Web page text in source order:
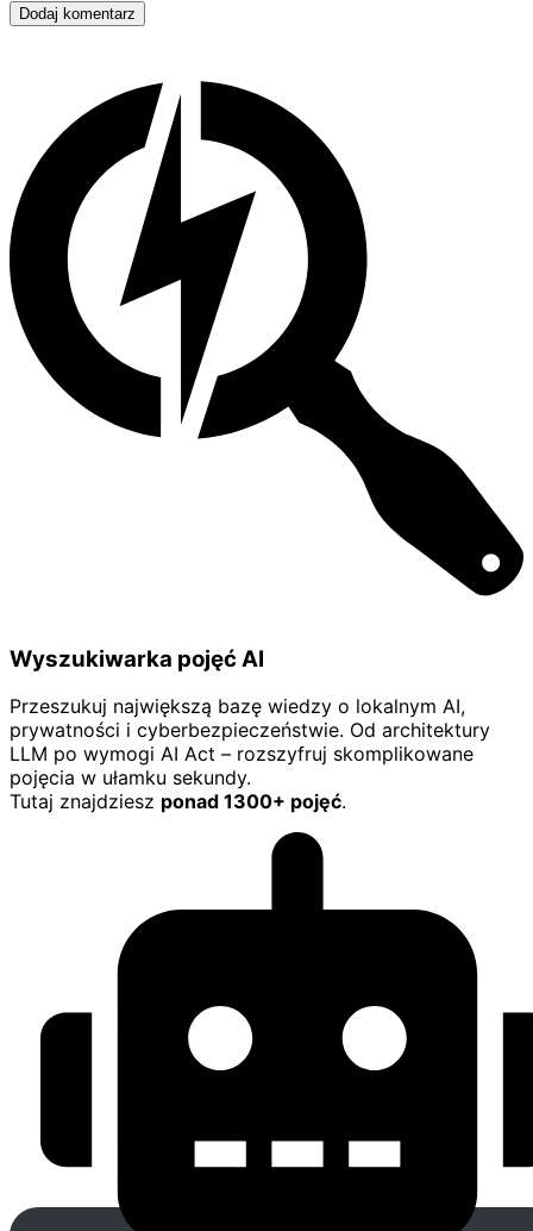
Dodaj komentarz
Wyszukiwarka pojęć AI
Przeszukuj największą bazę wiedzy o lokalnym AI,
prywatności i cyberbezpieczeństwie. Od architektury
LLM po wymogi AI Act – rozszyfruj skomplikowane
pojęcia w ułamku sekundy.
Tutaj znajdziesz ponad 1300+ pojęć.